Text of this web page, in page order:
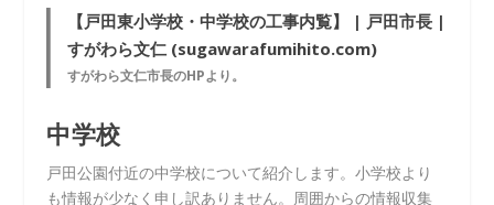
【戸田東小学校・中学校の工事内覧】 | 戸田市長 |
すがわら文仁 (sugawarafumihito.com)
すがわら文仁市長のHPより。
中学校
戸田公園付近の中学校について紹介します。小学校より
も情報が少なく申し訳ありません。周囲からの情報収集